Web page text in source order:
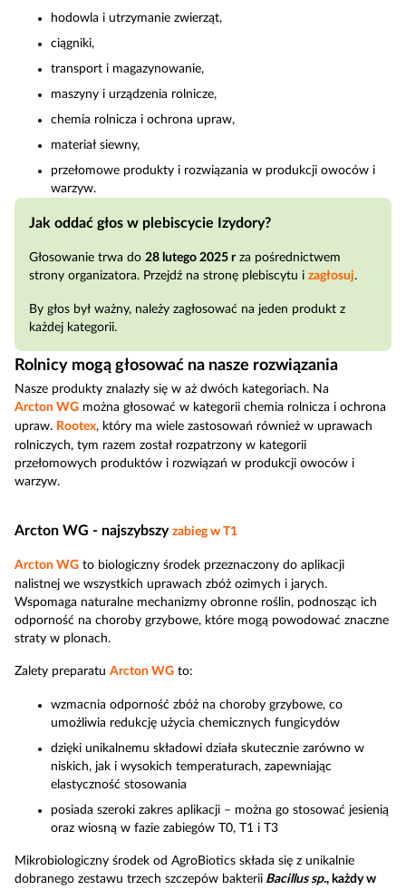
hodowla i utrzymanie zwierząt,
ciągniki,
transport i magazynowanie,
maszyny i urządzenia rolnicze,
chemia rolnicza i ochrona upraw,
materiał siewny,
przełomowe produkty i rozwiązania w produkcji owoców i
warzyw.
Jak oddać głos w plebiscycie Izydory?
Głosowanie trwa do 28 lutego 2025 rza pośrednictwem
strony organizatora. Przejdź na stronę plebiscytu i zagłosuj.
By głos był ważny, należy zagłosować na jeden produkt z
każdej kategorii.
Rolnicy mogą głosować na nasze rozwiązania
Nasze produkty znalazły się w aż dwóch kategoriach. Na
Arcton WG można głosować w kategorii chemia rolnicza i ochrona
upraw. Rootex, który ma wiele zastosowań również w uprawach
rolniczych, tym razem został rozpatrzony w kategorii
przełomowych produktów i rozwiązań w produkcji owoców i
warzyw.
Arcton WG - najszybszy zabieg w T1
Arcton WG to biologiczny środek przeznaczony do aplikacji
nalistnej we wszystkich uprawach zbóż ozimych i jarych.
Wspomaga naturalne mechanizmy obronne roślin, podnosząc ich
odporność na choroby grzybowe, które mogą powodować znaczne
straty w plonach.
Zalety preparatu Arcton WG to:
wzmacnia odporność zbóż na choroby grzybowe, co
umożliwia redukcję użycia chemicznych fungicydów
dzięki unikalnemu składowi działa skutecznie zarówno w
niskich, jak i wysokich temperaturach, zapewniając
elastyczność stosowania
posiada szeroki zakres aplikacji – można go stosować jesienią
oraz wiosną w fazie zabiegów T0, T1 i T3
Mikrobiologiczny środek od AgroBiotics składa się z unikalnie
dobranego zestawu trzech szczepów bakterii Bacillus sp., każdy w